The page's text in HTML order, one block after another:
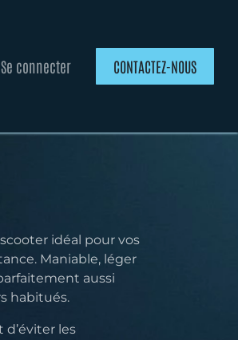
Se connecter CONTACTEZ-NOUS
idéal pour vos
Maniable, léger
aussi
habitués.
les